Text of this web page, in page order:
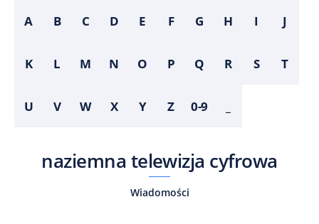
A B C D E F G H I J
K L M N O P Q R S T
U V W X Y Z 0-9
naziemna telewizja cyfrowa
Wiadomości